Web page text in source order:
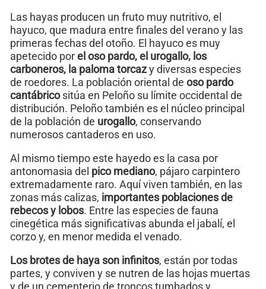
Las hayas producen un fruto muy nutritivo, el
hayuco, que madura entre finales del verano y las
primeras fechas del otoño. El hayuco es muy
apetecido porel oso pardo, el urogallo, los
carboneros, la paloma torcazy diversas especies
de roedores. La población oriental de oso pardo
cantábricositúa en Peloño su límite occidental de
distribución. Peloño también es el núcleo principal
de la población de urogallo, conservando
numerosos cantaderos en uso.
Al mismo tiempo este hayedo es la casa por
antonomasia del pico mediano, pájaro carpintero
extremadamente raro. Aquí viven también, en las
zonas más calizas, importantes poblaciones de
rebecos y lobos. Entre las especies de fauna
cinegética más significativas abunda el jabalí, el
corzo y, en menor medida el venado.
Los brotes de haya son infinitos, están por todas
partes, y conviven y se nutren de las hojas muertas
y de un cementerio de troncos tumbados y